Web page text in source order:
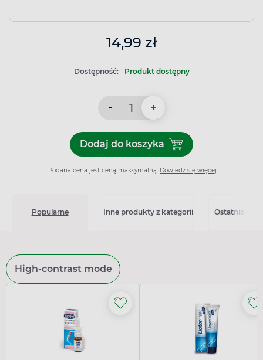
14,99 zł
Dostępność: Produkt dostępny
- +
Dodaj do koszykaDodaj do koszyka Boiron
Podana cena jest ceną maksymalną. Dowiedz się więcej
Popularne Inne produkty z kategorii Ostatnio
High-contrast mode